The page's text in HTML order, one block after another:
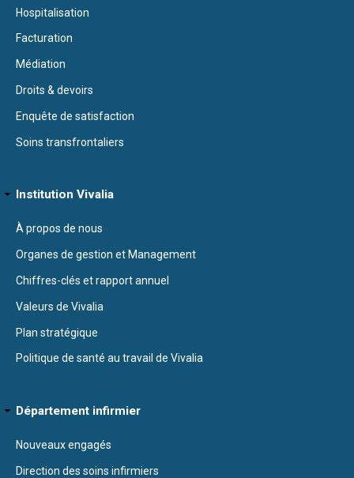
Hospitalisation
Facturation
Médiation
Droits & devoirs
Enquête de satisfaction
Soins transfrontaliers
Institution Vivalia
À propos de nous
Organes de gestion et Management
Chiffres-clés et rapport annuel
Valeurs de Vivalia
Plan stratégique
Politique de santé au travail de Vivalia
Département infirmier
Nouveaux engagés
Direction des soins infirmiers